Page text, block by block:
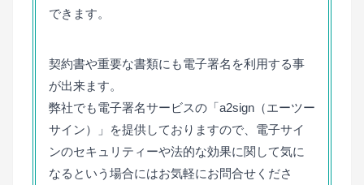
できます。
契約書や重要な書類にも電子署名を利用する事
が出来ます。
弊社でも電子署名サービスの「a2sign（エーツー
サイン）」を提供しておりますので、電子サイ
ンのセキュリティーや法的な効果に関して気に
なるという場合にはお気軽にお問合せくださ